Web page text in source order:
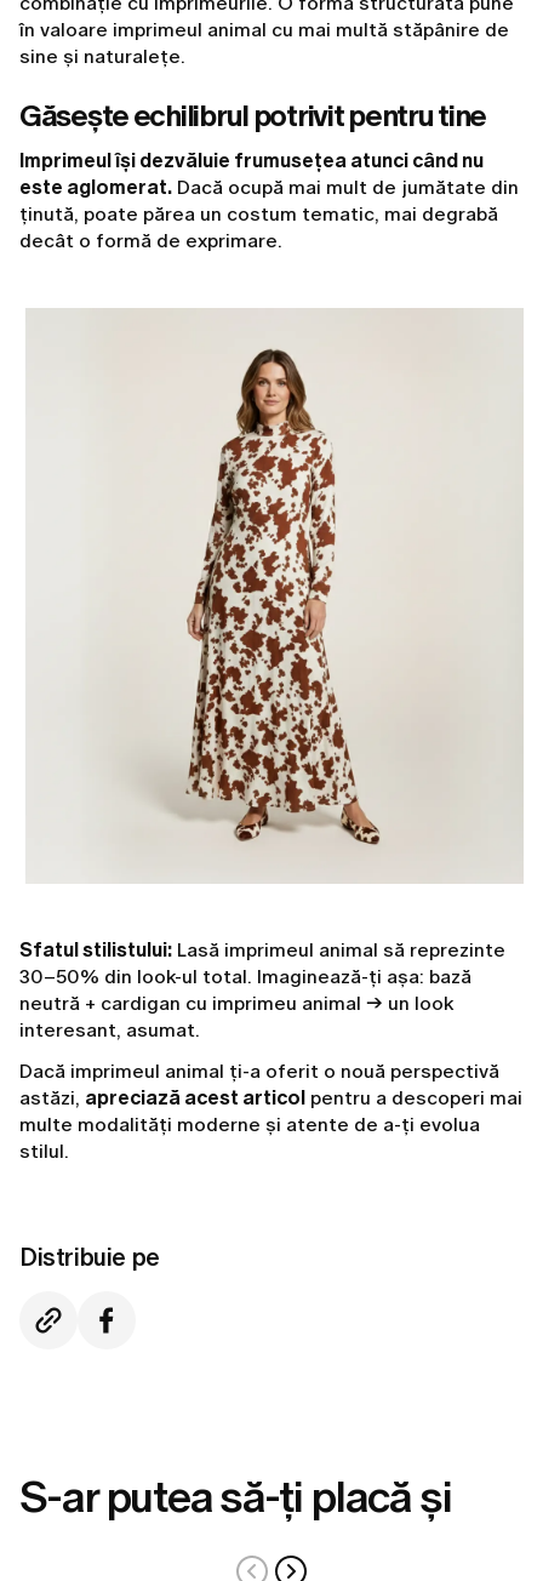
în valoare imprimeul animal cu mai multă stăpânire de
sine și naturalețe.
Găsește echilibrul potrivit pentru tine
Imprimeul își dezvăluie frumusețea atunci când nu
este aglomerat. Dacă ocupă mai mult de jumătate din
ținută, poate părea un costum tematic, mai degrabă
decât o formă de exprimare.
Sfatul stilistului: Lasă imprimeul animal să reprezinte
30–50% din look-ul total. Imaginează-ți așa: bază
neutră + cardigan cu imprimeu animal → un look
interesant, asumat.
Dacă imprimeul animal ți-a oferit o nouă perspectivă
astăzi, apreciază acest articol pentru a descoperi mai
multe modalități moderne și atente de a-ți evolua
stilul.
Distribuie pe
S-ar putea să-ți placă și